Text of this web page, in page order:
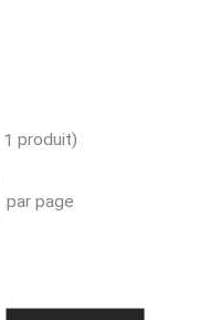
1 produit)
par page